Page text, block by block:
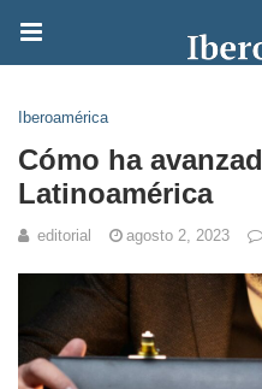
Iberoamérica
Cómo ha
Latinoamérica
editorial agosto 2, 2023